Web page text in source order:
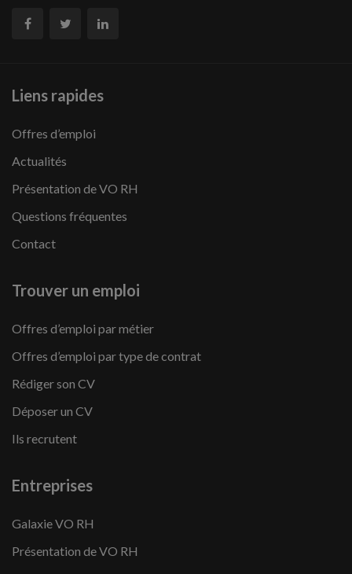
Liens rapides
Offres d’emploi
Actualités
Présentation de VO RH
Questions fréquentes
Contact
Trouver un emploi
Offres d’emploi par métier
Offres d’emploi par type de contrat
Rédiger son CV
Déposer un CV
Ils recrutent
Entreprises
Galaxie VO RH
Présentation de VO RH